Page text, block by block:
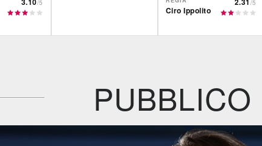
/5
Ciro Ippolito
/5
PUBBLICO